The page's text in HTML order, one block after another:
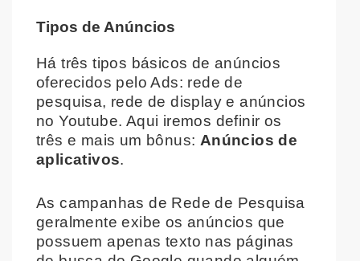
Tipos de Anúncios
Há três tipos básicos de anúncios
oferecidos pelo Ads: rede de
pesquisa, rede de display e anúncios
no Youtube. Aqui iremos definir os
três e mais um bônus: Anúncios de
aplicativos.
As campanhas de Rede de Pesquisa
geralmente exibe os anúncios que
possuem apenas texto nas páginas